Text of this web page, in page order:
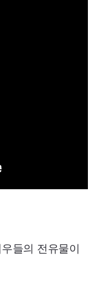
들의 전유물이